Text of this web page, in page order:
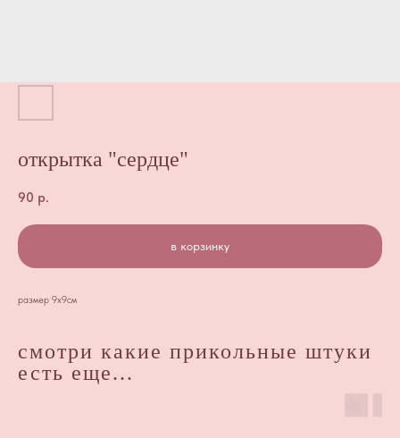
открытка "сердце"
90 р.
в корзинку
размер 9х9см
смотри какие прикольные штуки
есть еще...